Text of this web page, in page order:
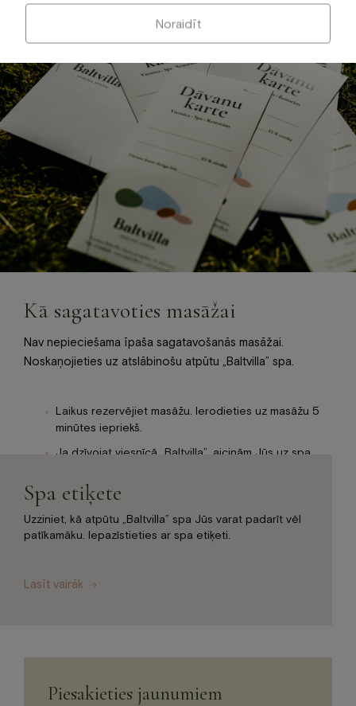
Kā sagatavoties masāžai
Nav nepieciešama īpaša sagatavošanās masāžai.
Noskaņojieties uz atslābinošu atpūtu „Baltvilla” spa.
Laikus rezervējiet masāžu. Ierodieties uz masāžu 5
minūtes iepriekš.
Ja dzīvojat viesnīcā „Baltvilla”, aicinām Jūs uz spa
Informējiet spa speciālistu, ja Jums ir alerģijas, jutīga
āda v. tml.
Iesakām rotaslietas atstāt mājās vai viesnīcas numura
Spa etiķete
Uzziniet, kā atpūtu „Baltvilla” spa Jūs varat padarīt vēl
patīkamāku. Iepazīstieties ar spa etiķeti.
Lasīt vairāk
Piesakieties jaunumiem
Noraidīt